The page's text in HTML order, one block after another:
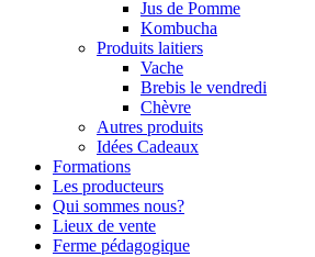
Jus de Pomme
Kombucha
Produits laitiers
Vache
Brebis le vendredi
Chèvre
Autres produits
Idées Cadeaux
Formations
Les producteurs
Qui sommes nous?
Lieux de vente
Ferme pédagogique